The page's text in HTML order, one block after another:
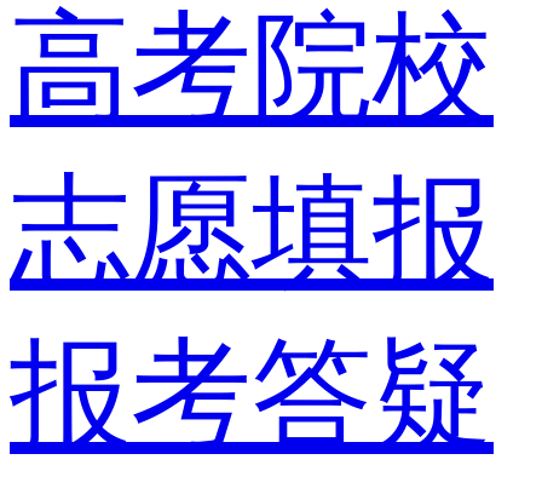
高考院校
志愿填报
报考答疑